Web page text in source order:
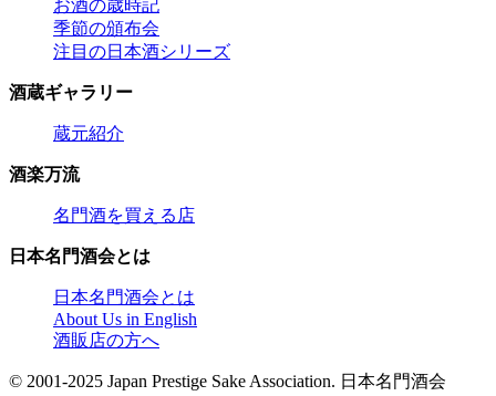
お酒の歳時記
季節の頒布会
注目の日本酒シリーズ
酒蔵ギャラリー
蔵元紹介
酒楽万流
名門酒を買える店
日本名門酒会とは
日本名門酒会とは
About Us in English
酒販店の方へ
© 2001-2025 Japan Prestige Sake Association. 日本名門酒会